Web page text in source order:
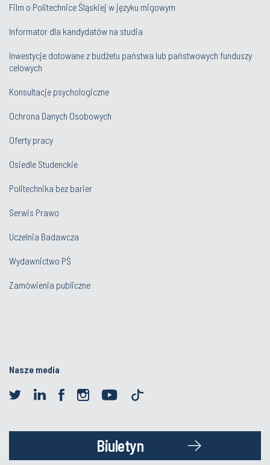
Film o Politechnice Śląskiej w języku migowym
Informator dla kandydatów na studia
Inwestycje dotowane z budżetu państwa lub państwowych funduszy
celowych
Konsultacje psychologiczne
Ochrona Danych Osobowych
Oferty pracy
Osiedle Studenckie
Politechnika bez barier
Serwis Prawo
Uczelnia Badawcza
Wydawnictwo PŚ
Zamówienia publiczne
Nasze media
Biuletyn